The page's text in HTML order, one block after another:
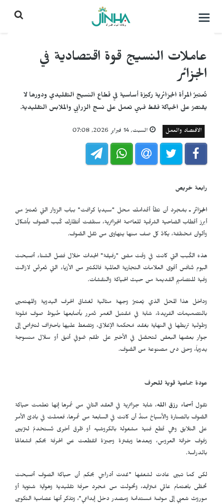
التحكم
عاملات النسيج قوة اقتصادية في
الجزائر
تُعتبرُ المرأة الجزائرية ركيزة أساسية في قطاع النسيج التقليدي ودورها لا
يقتصرُ على الحياكة فقط فهي تعمل على نسج الزرابي والملابس التقليدية.
الاقتصاد والعمل السبت, 14 فبراير 2026, 07:08
رابعة خريص
الجزائر ـبمُجرد أن تطأ أقدامك محل "سيديا كرافت" بباب الزوار التي تُعتبرُ من
أبرز أقطاب الضاحية الشرقية للعاصمة الجزائرية، ستلفت أنظارك كُبب الصوف بأشكال
وألوان مُختلفة، يكادُ كل صف منها يتهاوى من ثقل الصُوف.
هذه الكُبب التي كانت في وقت مضى "رفيقة" الجدات خلال فصل الشتاء أصبحت
اليوم تُنافس أقوى العلامات التجارية العالمية فالكثير من الأزياء التي تُعرضُ لازالت
وفية للتصاميم القديمة من حيث الحياكة والنقشات.
وداخل هذا المحل الذي يُعتبرُ وجهة مثالية لعُشاق الحرف اليدوية والمهتمين
بالتصميمات الفريدة، شابة في مُقتبل العُمر تُمرر بأصابعها خُيوط صوف مُلونة
وطولية تربطها في النهاية بعُقد مُحكمة الإغلاق، وتضغط عليها باحتراف لتتراص إلى
جوار بعضها البعض لتحصُل في الأخير على طقم صُوفي أنيق أو سلال منسوجة
يدوياً، وحتى دمى مصنوعة من الصُوف.
عودة جماعية قوية للحرف
تقولأسماء رزق الله، شابة جزائرية في العقد الثاني من عُمرها إنها تعلمت حياكة
الصُوف بالصنارة والأسياخ منذُ أن كانت في السابعة من عُمرها، فعملت في بادئ الأمر
على التلايق وهي قطع فنية مشغولة بالكروشيه أو طُرق أخرى تُستخدمُ لتزيين
رُفوف خزانة العروس، وبعدها وبفترة وجيزة انقطعت عن الحرفة بحكم انشغالها
بالدراسة.
لكن كما تبين عادت لشغفها "عُدت أدراجي بحكم أن حياكة الصوف أصبحت
تحظى باهتمام عالمي مُتزايد، وتحولت من مُجرد حرفة تقليدية وهواية شتوية أو
موروث شعبي إلى موضة مُستدامة ومصدر دخل إبداعي"، وتذكر أنها عصامية التكوين